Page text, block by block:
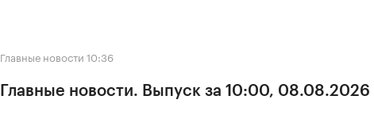
Главные новости 10:36
Главные новости. Выпуск за 10:00, 08.08.2026